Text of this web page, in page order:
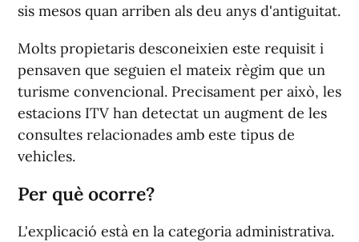
sis mesos quan arriben als deu anys d'antiguitat.
Molts propietaris desconeixien este requisit i
pensaven que seguien el mateix règim que un
turisme convencional. Precisament per això, les
estacions ITV han detectat un augment de les
consultes relacionades amb este tipus de
vehicles.
Per què ocorre?
L'explicació està en la categoria administrativa.